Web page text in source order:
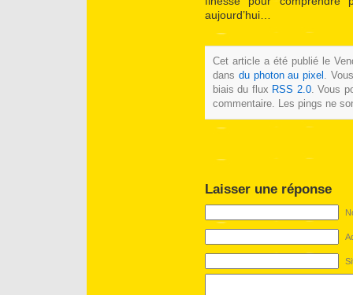
aujourd’hui…
Cet article a été publié le
dans du photon au pixel
.
biais du flux RSS 2.0. Vous
commentaire. Les pings ne
Laisser une réponse